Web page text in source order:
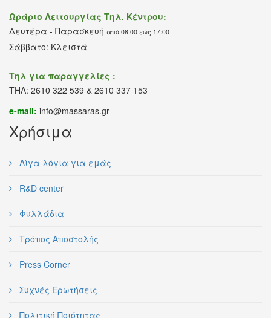
Ωράριο Λειτουργίας Τηλ. Κέντρου:
Δευτέρα - Παρασκευή από 08:00 εώς 17:00
Σάββατο: Κλειστά
Τηλ για παραγγελίες :
ΤΗΛ: 2610 322 539 & 2610 337 153
e-mail: info@massaras.gr
Χρήσιμα
Λίγα λόγια για εμάς
R&D center
Φυλλάδια
Τρόπος Αποστολής
Press Corner
Συχνές Ερωτήσεις
Πολιτική Ποιότητας